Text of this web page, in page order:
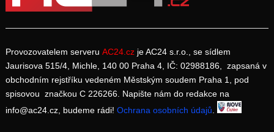
Provozovatelem serveru AC24.cz je AC24 s.r.o., se sídlem
Jaurisova 515/4, Michle, 140 00 Praha 4, IČ: 02988186, zapsaná v
obchodním rejstříku vedeném Městským soudem Praha 1, pod
spisovou značkou C 226266. Napište nám do redakce na
info@ac24.cz, budeme rádi! Ochrana osobních údajů.